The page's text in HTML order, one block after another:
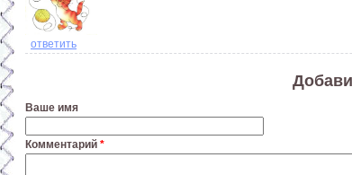
ответить
Ваше имя
Комментарий *